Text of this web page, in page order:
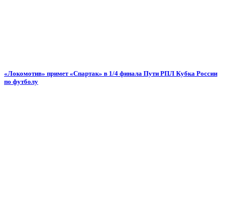
«Локомотив» примет «Спартак» в 1/4 финала Пути РПЛ Кубка России
по футболу